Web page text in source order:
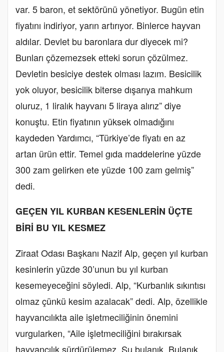
var. 5 baron, et sektörünü yönetiyor. Bugün etin
fiyatını indiriyor, yarın artırıyor. Binlerce hayvan
aldılar. Devlet bu baronlara dur diyecek mi?
Bunları çözemezsek etteki sorun çözülmez.
Devletin besiciye destek olması lazım. Besicilik
yok oluyor, besicilik biterse dışarıya mahkum
oluruz, 1 liralık hayvanı 5 liraya alırız” diye
konuştu. Etin fiyatının yüksek olmadığını
kaydeden Yardımcı, “Türkiye’de fiyatı en az
artan ürün ettir. Temel gıda maddelerine yüzde
300 zam gelirken ete yüzde 100 zam gelmiş”
dedi.
GEÇEN YIL KURBAN KESENLERİN ÜÇTE
BİRİ BU YIL KESMEZ
Ziraat Odası Başkanı Nazif Alp, geçen yıl kurban
kesinlerin yüzde 30’unun bu yıl kurban
kesemeyeceğini söyledi. Alp, “Kurbanlık sıkıntısı
olmaz çünkü kesim azalacak” dedi. Alp, özellikle
hayvancılıkta aile işletmeciliğinin önemini
vurgularken, “Aile işletmeciliğini bırakırsak
hayvancılık sürdürülemez. Su bulanık. Bulanık